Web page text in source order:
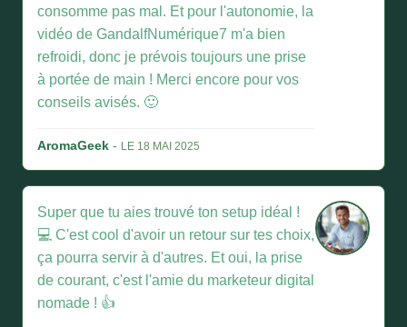
consomme pas mal. Et pour l'autonomie, la
vidéo de GandalfNumérique7 m'a bien
refroidi, donc je prévois toujours une prise
à portée de main ! Merci encore pour vos
conseils avisés. 🙂
AromaGeek - LE 18 MAI 2025
Super que tu aies trouvé ton setup idéal !
💻 C'est cool d'avoir un retour sur tes choix,
ça pourra servir à d'autres. Et oui, la prise
de courant, c'est l'amie du marketeur digital
nomade ! 👍